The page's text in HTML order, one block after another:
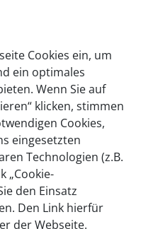
Erfahrung
von autoaid stecken
und auch in Zukunft
am Standort in
Qualität vertrauen
Privatkunden und
Cookies ein, um
ein optimales
Wenn Sie auf
klicken, stimmen
Cookies,
eingesetzten
Technologien (z.B.
„Cookie-
den Einsatz
Den Link hierfür
der Webseite.